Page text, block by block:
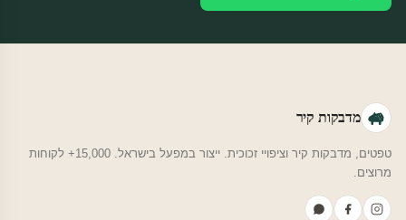
מדבקות קיר
טפטים, מדבקות קיר וציפויי זכוכית. ייצור במפעל בישראל. 15,000+ לקוחות
מרוצים.